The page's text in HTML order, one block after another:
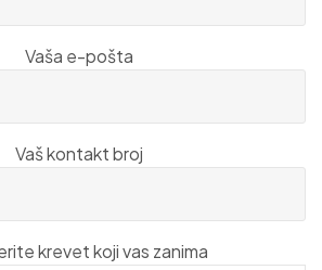
Vaša e-pošta
Vaš kontakt broj
krevet koji vas zanima